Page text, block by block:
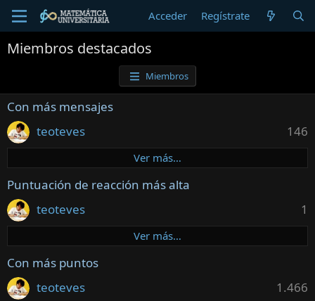
Acceder Regístrate
Miembros destacados
Miembros
Con más mensajes
146
teoteves
Ver más…
Puntuación de reacción más alta
1
teoteves
Ver más…
Con más puntos
1.466
teoteves